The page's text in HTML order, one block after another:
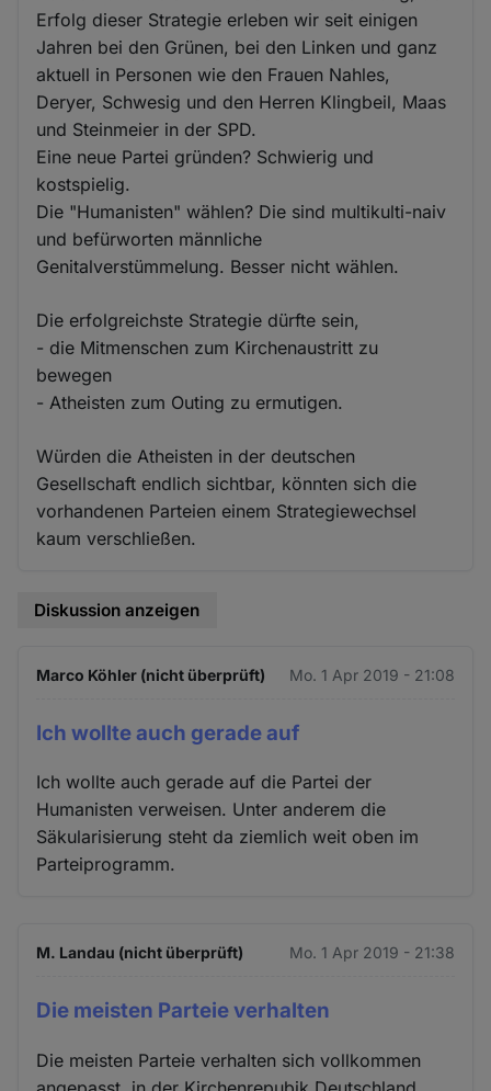
Erfolg dieser Strategie erleben wir seit einigen
Jahren bei den Grünen, bei den Linken und ganz
aktuell in Personen wie den Frauen Nahles,
Deryer, Schwesig und den Herren Klingbeil, Maas
und Steinmeier in der SPD.
Eine neue Partei gründen? Schwierig und
kostspielig.
Die "Humanisten" wählen? Die sind multikulti-naiv
und befürworten männliche
Genitalverstümmelung. Besser nicht wählen.
Die erfolgreichste Strategie dürfte sein,
- die Mitmenschen zum Kirchenaustritt zu
bewegen
- Atheisten zum Outing zu ermutigen.
Würden die Atheisten in der deutschen
Gesellschaft endlich sichtbar, könnten sich die
vorhandenen Parteien einem Strategiewechsel
kaum verschließen.
Diskussion anzeigen
Marco Köhler (nicht überprüft) Mo. 1 Apr 2019 - 21:08
Ich wollte auch gerade auf
Ich wollte auch gerade auf die Partei der
Humanisten verweisen. Unter anderem die
Säkularisierung steht da ziemlich weit oben im
Parteiprogramm.
M. Landau (nicht überprüft) Mo. 1 Apr 2019 - 21:38
Die meisten Parteie verhalten
Die meisten Parteie verhalten sich vollkommen